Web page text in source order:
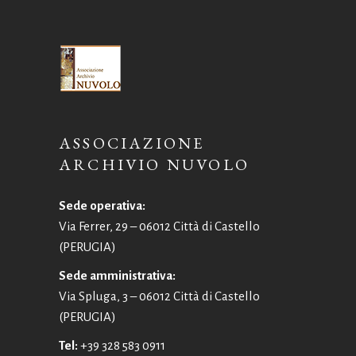
ASSOCIAZIONE
ARCHIVIO NUVOLO
Sede operativa:
Via Ferrer, 29 – 06012 Città di Castello
(PERUGIA)
Sede amministrativa:
Via Spluga, 3 – 06012 Città di Castello
(PERUGIA)
Tel: +39 328 583 0911